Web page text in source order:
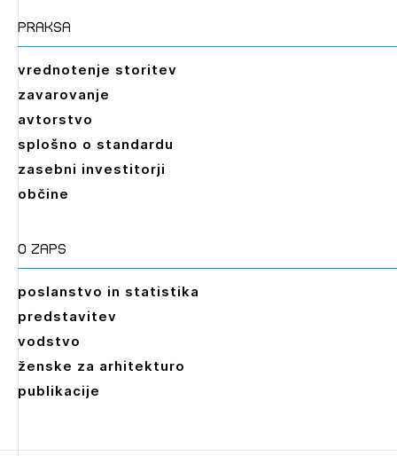
praksa
vrednotenje storitev
zavarovanje
avtorstvo
splošno o standardu
zasebni investitorji
občine
O zaps
poslanstvo in statistika
predstavitev
vodstvo
ženske za arhitekturo
publikacije